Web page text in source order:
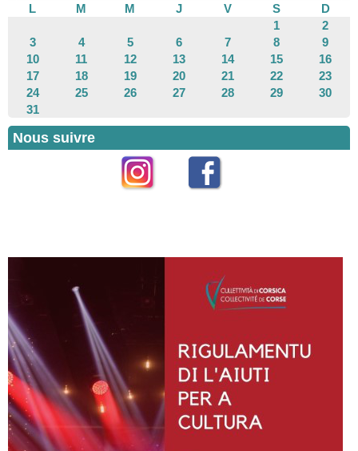
L
M M J V S
D
1
2
3
4 5 6 7 8
9
10
11 12 13 14 15
16
17
18 19 20 21 22
23
24
25 26 27 28 29
30
31
Nous suivre